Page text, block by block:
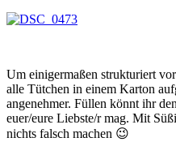
Um einigermaßen strukturiert
alle Tütchen in einem Karton
angenehmer. Füllen könnt ihr
euer/eure Liebste/r mag. Mit
nichts falsch machen 😉